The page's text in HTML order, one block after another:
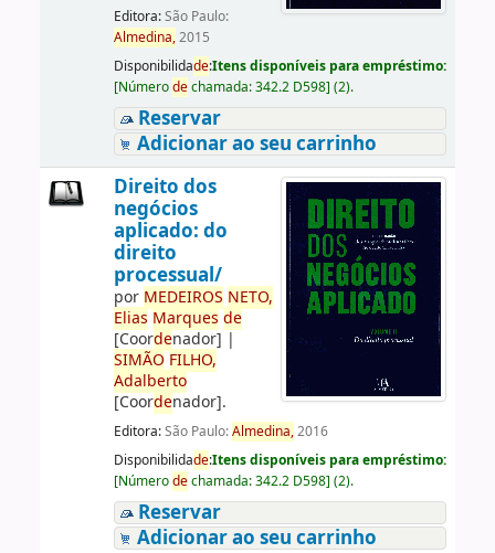
Editora:São Paulo:
Almedina,2015
Disponibilidade:Itens disponíveis para empréstimo:
[Númerodechamada:342.2 D598] (2).
Reservar
Adicionar ao seu carrinho
Direito dos
negócios
aplicado: do
direito
processual/
por MEDEIROS NETO,
Elias Marques de
[Coordenador] |
SIMÃO FILHO,
Adalberto
[Coordenador].
Editora:São Paulo:Almedina,2016
Disponibilidade:Itens disponíveis para empréstimo:
[Númerodechamada:342.2 D598] (2).
Reservar
Adicionar ao seu carrinho